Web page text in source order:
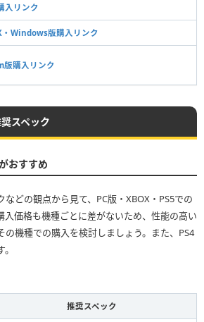
入リンク
Windows版購入リンク
購入リンク
スペック
おすすめ
どの観点から見て、PC版・XBOX・PS5での
入価格も機種ごとに差がないため、性能の高い
の機種での購入を検討しましょう。また、PS4
推奨スペック